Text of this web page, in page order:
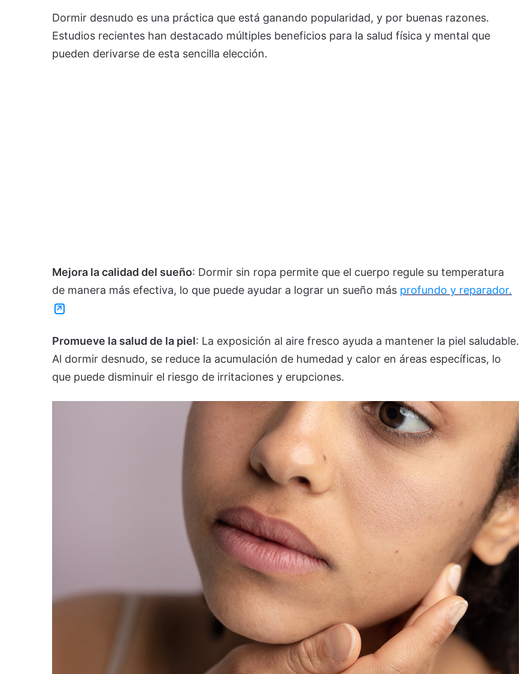
Dormir desnudo es una práctica que está ganando popularidad, y por buenas razones.
Estudios recientes han destacado múltiples beneficios para la salud física y mental que
pueden derivarse de esta sencilla elección.
Mejora la calidad del sueño: Dormir sin ropa permite que el cuerpo regule su temperatura
de manera más efectiva, lo que puede ayudar a lograr un sueño más profundo y reparador.
Promueve la salud de la piel: La exposición al aire fresco ayuda a mantener la piel saludable.
Al dormir desnudo, se reduce la acumulación de humedad y calor en áreas específicas, lo
que puede disminuir el riesgo de irritaciones y erupciones.